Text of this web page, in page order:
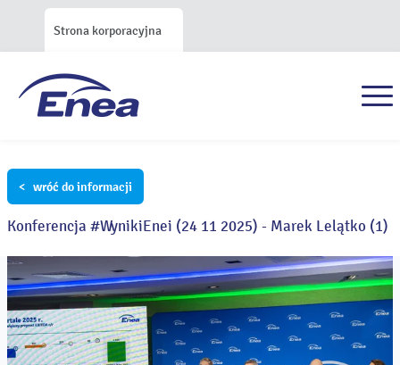
Strona korporacyjna
< wróć do informacji
Konferencja #WynikiEnei (24 11 2025) - Marek Lelątko (1)